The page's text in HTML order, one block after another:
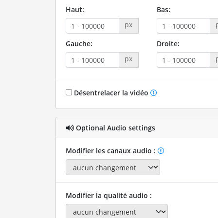
Haut:
px
Bas:
Gauche:
px
Droite:
Désentrelacer la vidéo
Optional Audio settings
Modifier les canaux audio :
Modifier la qualité audio :